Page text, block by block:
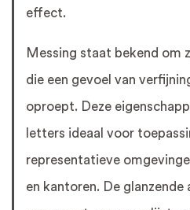
effect.
Messing staat bekend om
die een gevoel van
oproept. Deze
letters ideaal voor
representatieve
en kantoren. De